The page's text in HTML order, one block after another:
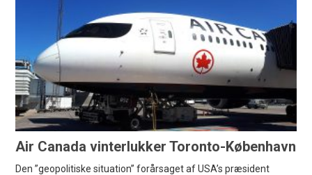
Air Canada vinterlukker Toronto-København
Den ”geopolitiske situation” forårsaget af USA’s præsident